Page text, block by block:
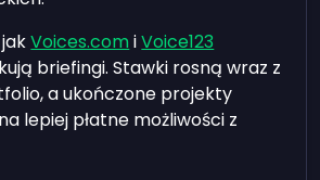
jakVoices.comiVoice123
briefingi. Stawki rosną wraz z
a ukończone projekty
lepiej płatne możliwości z